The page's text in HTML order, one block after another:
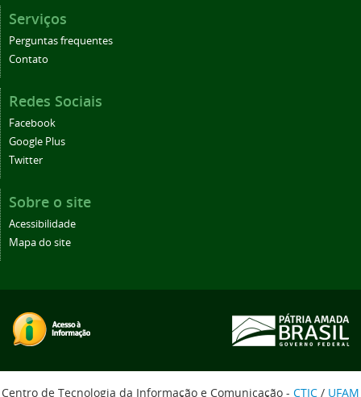
Serviços
Perguntas frequentes
Contato
Redes Sociais
Facebook
Google Plus
Twitter
Sobre o site
Acessibilidade
Mapa do site
Centro de Tecnologia da Informação e Comunicação - CTIC / UFAM